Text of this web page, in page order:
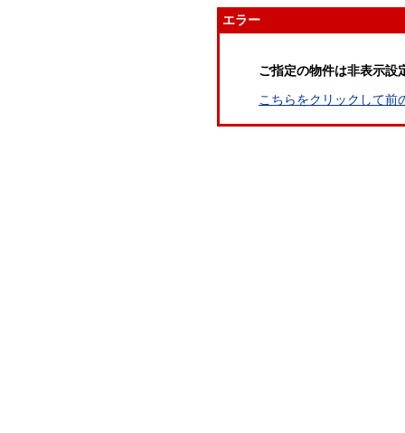
エラー
ご指定の物件は非表示設
こちらをクリックして前